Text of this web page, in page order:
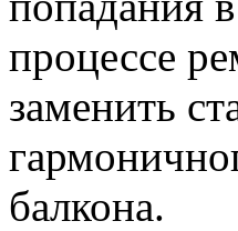
процессе
заменить
балкона.